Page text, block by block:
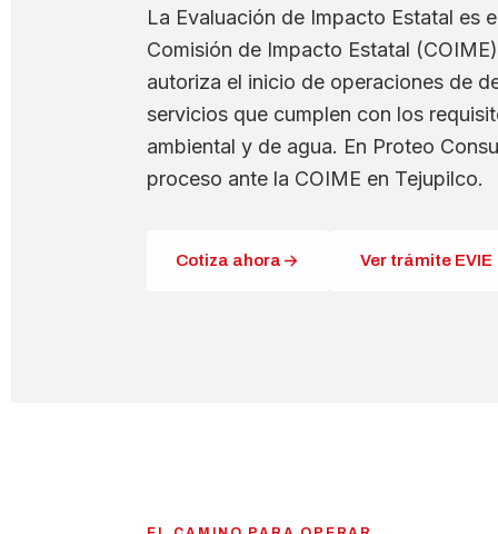
La Evaluación de Impacto Estatal es
Comisión de Impacto Estatal
autoriza el inicio de operaciones de
servicios que cumplen con los
ambiental y de agua. En Proteo
proceso ante la COIME en Tejupilco.
Cotiza ahora Ver trámite EVIE